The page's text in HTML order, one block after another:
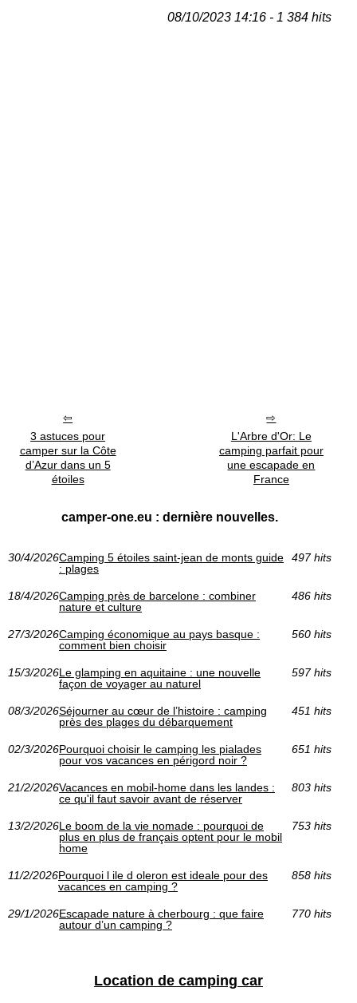
08/10/2023 14:16 - 1 384 hits
3 astuces pour
camper sur la Côte
d’Azur dans un 5
étoiles
L'Arbre d'Or: Le
camping parfait pour
une escapade en
France
camper-one.eu : dernière nouvelles.
30/4/2026Camping 5 étoiles saint-jean de monts guide
: plages
497 hits
18/4/2026Camping près de barcelone : combiner
nature et culture
486 hits
27/3/2026Camping économique au pays basque :
comment bien choisir
560 hits
15/3/2026Le glamping en aquitaine : une nouvelle
façon de voyager au naturel
597 hits
08/3/2026Séjourner au cœur de l’histoire : camping
près des plages du débarquement
451 hits
02/3/2026Pourquoi choisir le camping les pialades
pour vos vacances en périgord noir ?
651 hits
21/2/2026Vacances en mobil-home dans les landes :
ce qu'il faut savoir avant de réserver
803 hits
13/2/2026Le boom de la vie nomade : pourquoi de
plus en plus de français optent pour le mobil
home
753 hits
11/2/2026Pourquoi l ile d oleron est ideale pour des
vacances en camping ?
858 hits
29/1/2026Escapade nature à cherbourg : que faire
autour d’un camping ?
770 hits
Location de camping car